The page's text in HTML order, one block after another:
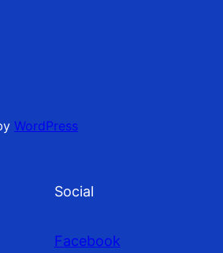
WordPress
Social
Facebook